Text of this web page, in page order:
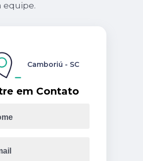
equipe.
em Contato
Camboriú - SC